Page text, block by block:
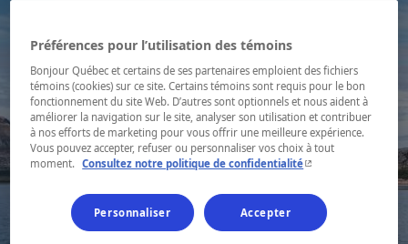
Préférences pour l’utilisation des témoins
Bonjour Québec et certains de ses partenaires emploient des fichiers
témoins (cookies) sur ce site. Certains témoins sont requis pour le bon
fonctionnement du site Web. D’autres sont optionnels et nous aident à
améliorer la navigation sur le site, analyser son utilisation et contribuer
à nos efforts de marketing pour vous offrir une meilleure expérience.
Vous pouvez accepter, refuser ou personnaliser vos choix à tout
moment. Consultez notre politique de confidentialité- Cet hyperlien
Personnaliser Accepter